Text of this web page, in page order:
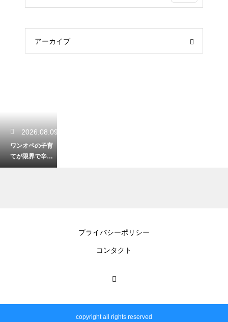
アーカイブ
2026.08.09
ワンオペの子育
てが限界で辛い
ママへ！倒れる
プライバシーポリシー
コンタクト
copyright all rights reserved